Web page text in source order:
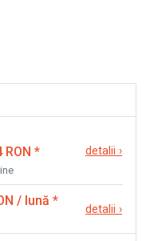
* detalii ›
/ lună *
detalii ›